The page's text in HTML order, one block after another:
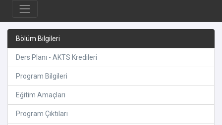
Bölüm Bilgileri
Ders Planı - AKTS Kredileri
Program Bilgileri
Eğitim Amaçları
Program Çıktıları